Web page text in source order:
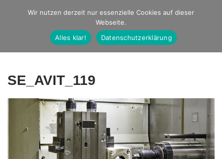
Studio Ernst
Fotografie
SE_AVIT_119
Wir nutzen derzeit nur essenzielle Cookies auf dieser
Webseite.
Alles klar!
Datenschutzerklärung